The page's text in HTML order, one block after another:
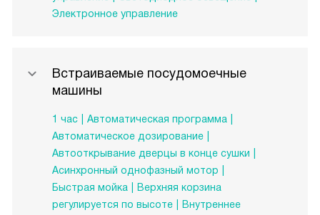
Электронное управление
Встраиваемые посудомоечные
машины
1 час
Автоматическая программа
Автоматическое дозирование
Автооткрывание дверцы в конце сушки
Асинхронный однофазный мотор
Быстрая мойка
Верхняя корзина
регулируется по высоте
Внутреннее